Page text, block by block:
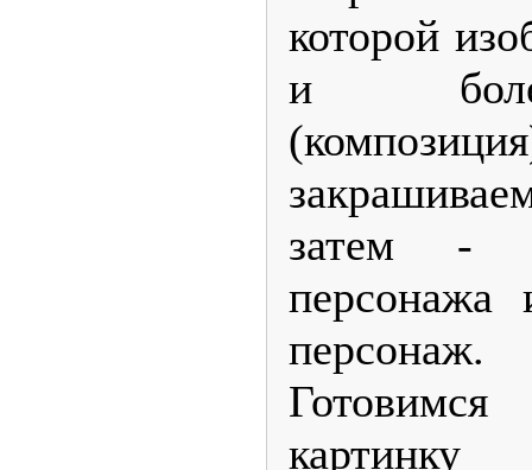
которой
и
затем -
персонаж.